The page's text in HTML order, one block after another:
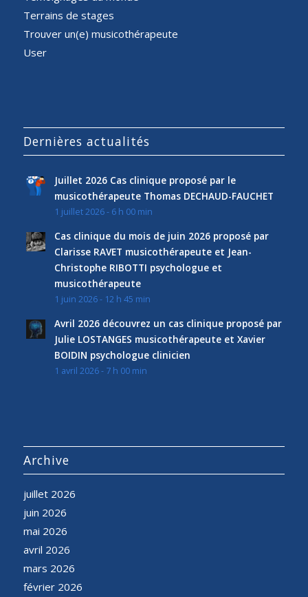
Terrains de stages
Trouver un(e) musicothérapeute
User
Dernières actualités
Juillet 2026 Cas clinique proposé par le
musicothérapeute Thomas DECHAUD-FAUCHET
1 juillet 2026 - 6 h 00 min
Cas clinique du mois de juin 2026 proposé par
Clarisse RAVET musicothérapeute et Jean-
Christophe RIBOTTI psychologue et
musicothérapeute
1 juin 2026 - 12 h 45 min
Avril 2026 découvrez un cas clinique proposé par
Julie LOSTANGES musicothérapeute et Xavier
BOIDIN psychologue clinicien
1 avril 2026 - 7 h 00 min
Archive
juillet 2026
juin 2026
mai 2026
avril 2026
mars 2026
février 2026